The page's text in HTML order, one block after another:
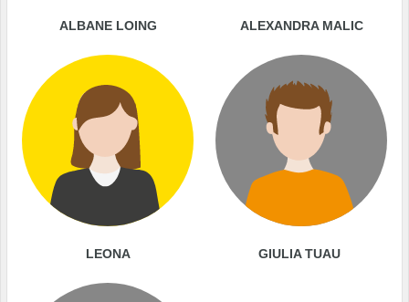
ALBANE LOING ALEXANDRA MALIC
LEONA GIULIA TUAU